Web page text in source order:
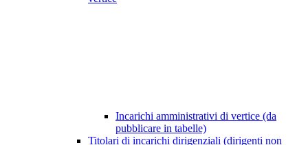
Incarichi amministrativi di vertice (da
pubblicare in tabelle)
Titolari di incarichi dirigenziali (dirigenti non